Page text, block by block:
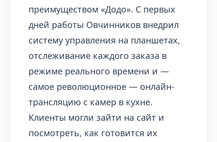
преимуществом «Додо». С первых
дней работы Овчинников внедрил
систему управления на планшетах,
отслеживание каждого заказа в
режиме реального времени и —
самое революционное — онлайн-
трансляцию с камер в кухне.
Клиенты могли зайти на сайт и
посмотреть, как готовится их